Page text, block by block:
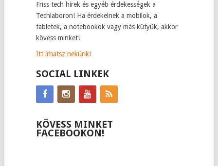
Friss tech hírek és egyéb érdekességek a
Techlaboron! Ha érdekelnek a mobilok, a
tabletek, a notebookok vagy más kütyük, akkor
kövess minket!
Itt írhatsz nekünk!
SOCIAL LINKEK
KÖVESS MINKET
FACEBOOKON!